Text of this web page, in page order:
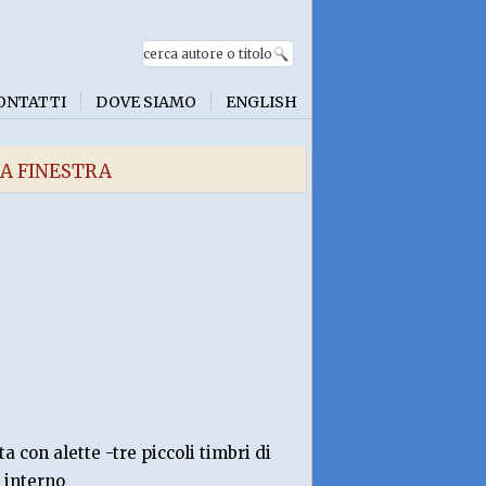
DOVE SIAMO ENGLISH
FINESTRA
con alette -tre piccoli timbri di
interno